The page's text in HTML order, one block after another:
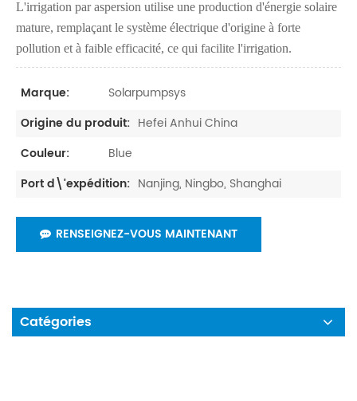
L'irrigation par aspersion utilise une production d'énergie solaire
mature, remplaçant le système électrique d'origine à forte
pollution et à faible efficacité, ce qui facilite l'irrigation.
Marque:
Solarpumpsys
Origine du produit: Hefei Anhui China
Couleur:
Blue
Port d\'expédition: Nanjing, Ningbo, Shanghai
RENSEIGNEZ-VOUS MAINTENANT
Catégories